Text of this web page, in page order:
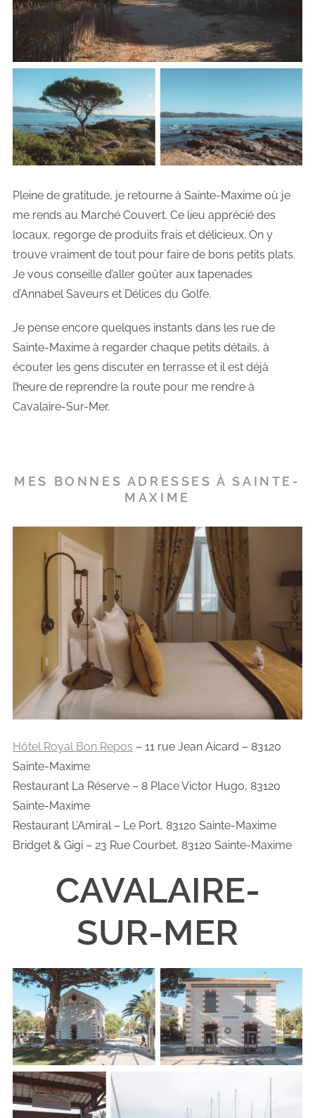
Pleine de gratitude, je retourne à Sainte-Maxime où je
me rends au Marché Couvert. Ce lieu apprécié des
locaux, regorge de produits frais et délicieux. On y
trouve vraiment de tout pour faire de bons petits plats.
Je vous conseille d’aller goûter aux tapenades
d’Annabel Saveurs et Délices du Golfe.
Je pense encore quelques instants dans les rue de
Sainte-Maxime à regarder chaque petits détails, à
écouter les gens discuter en terrasse et il est déjà
l’heure de reprendre la route pour me rendre à
Cavalaire-Sur-Mer.
MES BONNES ADRESSES À SAINTE-
MAXIME
Hôtel Royal Bon Repos – 11 rue Jean Aicard – 83120
Sainte-Maxime
Restaurant La Réserve – 8 Place Victor Hugo, 83120
Sainte-Maxime
Restaurant L’Amiral – Le Port, 83120 Sainte-Maxime
Bridget & Gigi – 23 Rue Courbet, 83120 Sainte-Maxime
CAVALAIRE-
SUR-MER